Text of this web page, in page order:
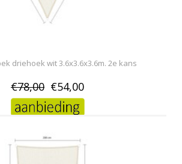
driehoek wit 3.6x3.6x3.6m. 2e kans
€78,00 €54,00